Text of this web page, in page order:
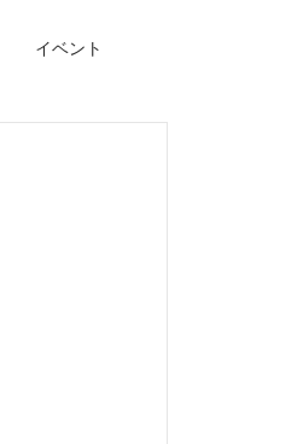
イベント